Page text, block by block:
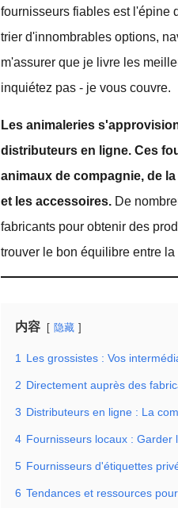
fournisseurs fiables est l'épine
trier d'innombrables options,
m'assurer que je livre les
inquiétez pas - je vous couvre.
Les animaleries
distributeurs en ligne. Ces
animaux de compagnie, de
et les accessoires. De
fabricants pour obtenir des
trouver le bon équilibre entre
内容 隐藏
1 Les grossistes : Vos
2 Directement auprès des
3 Distributeurs en ligne : La
4 Fournisseurs locaux : Garder
5 Fournisseurs d'étiquettes
6 Tendances et ressources